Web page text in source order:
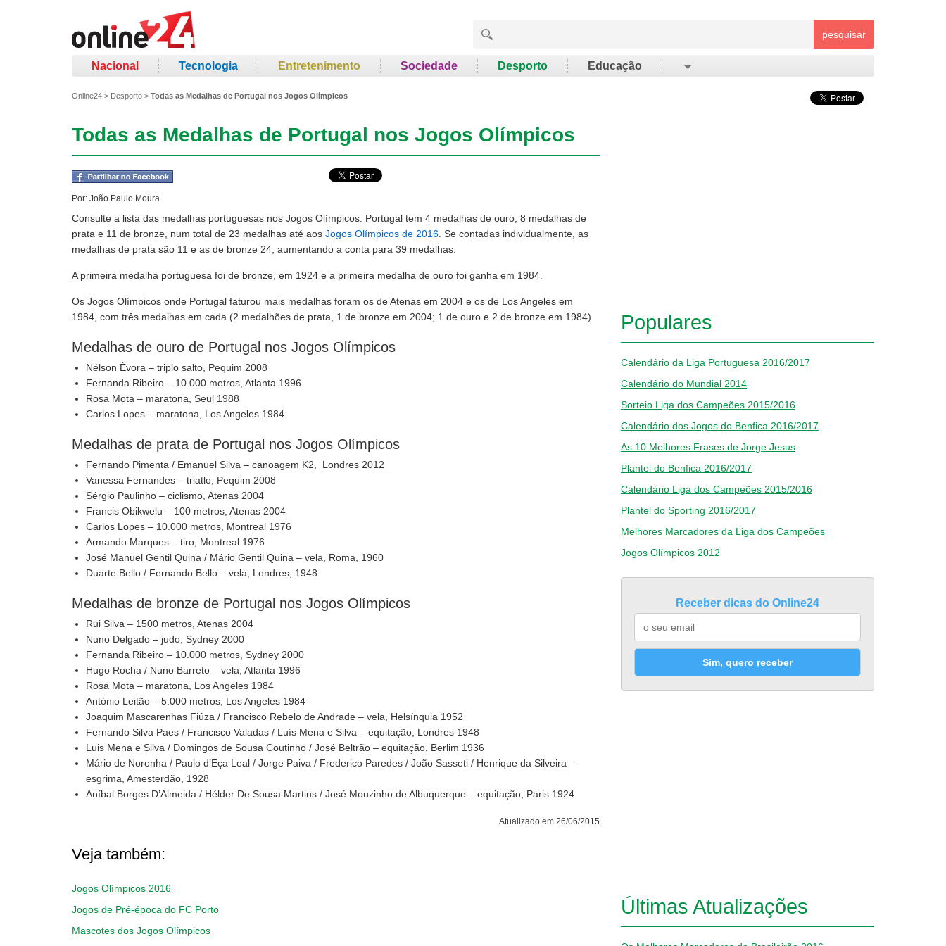
pesquisar
Nacional Tecnologia Entretenimento Sociedade Desporto Educação
Online24 > Desporto > Todas as Medalhas de Portugal nos Jogos Olímpicos
Todas as Medalhas de Portugal nos Jogos Olímpicos
Por: João Paulo Moura
Consulte a lista das medalhas portuguesas nos Jogos Olímpicos. Portugal tem 4 medalhas de ouro, 8 medalhas de
prata e 11 de bronze, num total de 23 medalhas até aos Jogos Olímpicos de 2016 . Se contadas individualmente, as
medalhas de prata são 11 e as de bronze 24, aumentando a conta para 39 medalhas.
A primeira medalha portuguesa foi de bronze, em 1924 e a primeira medalha de ouro foi ganha em 1984.
Os Jogos Olímpicos onde Portugal faturou mais medalhas foram os de Atenas em 2004 e os de Los Angeles em
1984, com três medalhas em cada (2 medalhões de prata, 1 de bronze em 2004; 1 de ouro e 2 de bronze em 1984)
Medalhas de ouro de Portugal nos Jogos Olímpicos
Nélson Évora – triplo salto, Pequim 2008
Fernanda Ribeiro – 10.000 metros, Atlanta 1996
Rosa Mota – maratona, Seul 1988
Carlos Lopes – maratona, Los Angeles 1984
Medalhas de prata de Portugal nos Jogos Olímpicos
Fernando Pimenta / Emanuel Silva – canoagem K2, Londres 2012
Vanessa Fernandes – triatlo, Pequim 2008
Sérgio Paulinho – ciclismo, Atenas 2004
Francis Obikwelu – 100 metros, Atenas 2004
Carlos Lopes – 10.000 metros, Montreal 1976
Armando Marques – tiro, Montreal 1976
José Manuel Gentil Quina / Mário Gentil Quina – vela, Roma, 1960
Duarte Bello / Fernando Bello – vela, Londres, 1948
Medalhas de bronze de Portugal nos Jogos Olímpicos
Rui Silva – 1500 metros, Atenas 2004
Nuno Delgado – judo, Sydney 2000
Fernanda Ribeiro – 10.000 metros, Sydney 2000
Hugo Rocha / Nuno Barreto – vela, Atlanta 1996
Rosa Mota – maratona, Los Angeles 1984
António Leitão – 5.000 metros, Los Angeles 1984
Joaquim Mascarenhas Fiúza / Francisco Rebelo de Andrade – vela, Helsínquia 1952
Fernando Silva Paes / Francisco Valadas / Luís Mena e Silva – equitação, Londres 1948
Luis Mena e Silva / Domingos de Sousa Coutinho / José Beltrão – equitação, Berlim 1936
Mário de Noronha / Paulo d’Eça Leal / Jorge Paiva / Frederico Paredes / João Sasseti / Henrique da Silveira –
esgrima, Amesterdão, 1928
Aníbal Borges D’Almeida / Hélder De Sousa Martins / José Mouzinho de Albuquerque – equitação, Paris 1924
Atualizado em 26/06/2015
Veja também:
Jogos Olímpicos 2016
Jogos de Pré-época do FC Porto
Mascotes dos Jogos Olímpicos
Populares
Calendário da Liga Portuguesa 2016/2017
Calendário do Mundial 2014
Sorteio Liga dos Campeões 2015/2016
Calendário dos Jogos do Benfica 2016/2017
As 10 Melhores Frases de Jorge Jesus
Plantel do Benfica 2016/2017
Calendário Liga dos Campeões 2015/2016
Plantel do Sporting 2016/2017
Melhores Marcadores da Liga dos Campeões
Jogos Olímpicos 2012
Receber dicas do Online24
Sim, quero receber
Últimas Atualizações